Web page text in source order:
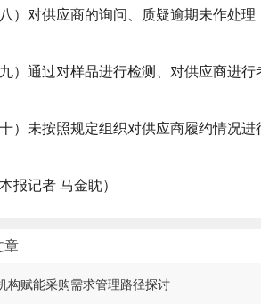
八）对供应商的询问、质疑逾期未作处理
九）通过对样品进行检测、对供应商进行
十）未按照规定组织对供应商履约情况进
本报记者 马金眈）
章
构赋能采购需求管理路径探讨